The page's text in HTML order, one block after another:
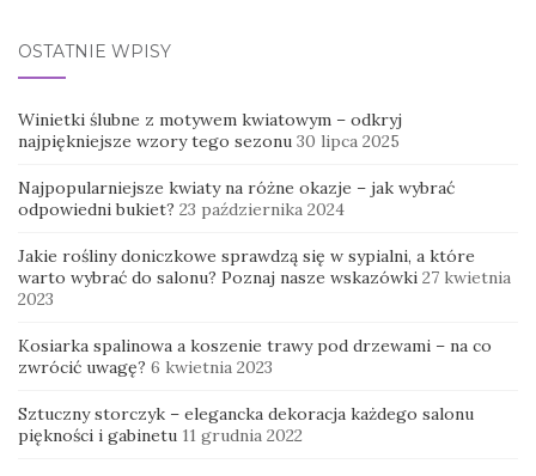
OSTATNIE WPISY
Winietki ślubne z motywem kwiatowym – odkryj
najpiękniejsze wzory tego sezonu 30 lipca 2025
Najpopularniejsze kwiaty na różne okazje – jak wybrać
odpowiedni bukiet? 23 października 2024
Jakie rośliny doniczkowe sprawdzą się w sypialni, a które
warto wybrać do salonu? Poznaj nasze wskazówki 27 kwietnia
2023
Kosiarka spalinowa a koszenie trawy pod drzewami – na co
zwrócić uwagę? 6 kwietnia 2023
Sztuczny storczyk – elegancka dekoracja każdego salonu
piękności i gabinetu 11 grudnia 2022